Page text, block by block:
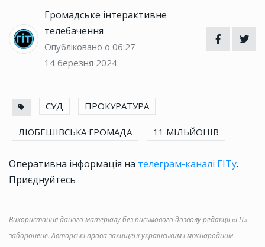
Громадське інтерактивне
телебачення
Опубліковано о 06:27
14 березня 2024
СУД ПРОКУРАТУРА
ЛЮБЕШІВСЬКА ГРОМАДА 11 МІЛЬЙОНІВ
Оперативна інформація на телеграм-каналі ГІТу.
Приєднуйтесь
Використання даного матеріалу без письмового дозволу редакції «ГІТ»
заборонене. Авторські права захищені українським і міжнародним